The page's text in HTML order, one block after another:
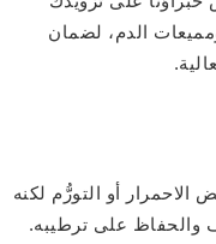
الدم، لضمان
أو التورُّم لكنه
والحفاظ على ترطيبه.